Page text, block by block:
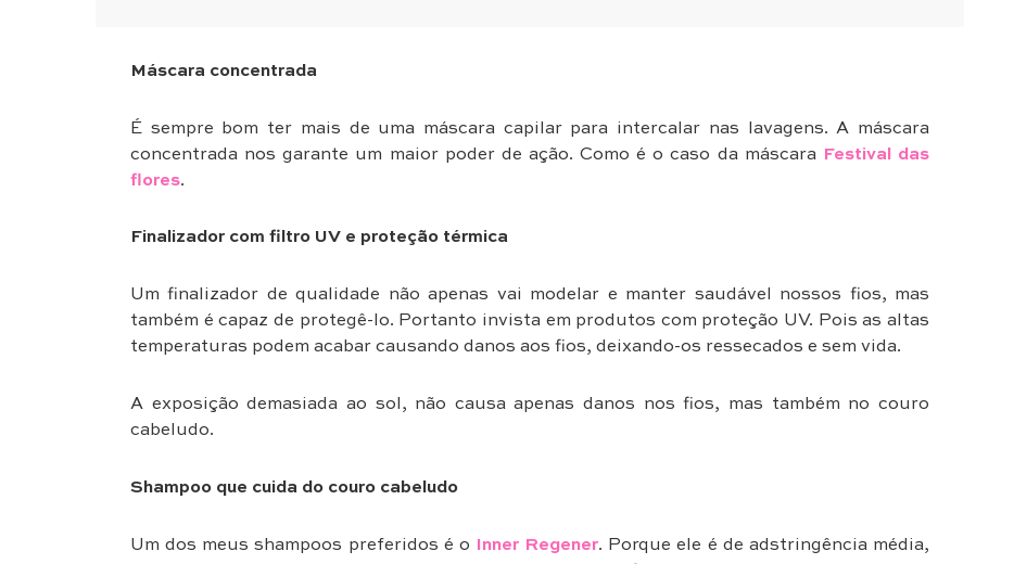
Máscara concentrada
É sempre bom ter mais de uma máscara capilar para intercalar nas lavagens. A máscara
concentrada nos garante um maior poder de ação. Como é o caso da máscara Festival das
flores.
Finalizador com filtro UV e proteção térmica
Um finalizador de qualidade não apenas vai modelar e manter saudável nossos fios, mas
também é capaz de protegê-lo. Portanto invista em produtos com proteção UV. Pois as altas
temperaturas podem acabar causando danos aos fios, deixando-os ressecados e sem vida.
A exposição demasiada ao sol, não causa apenas danos nos fios, mas também no couro
cabeludo.
Shampoo que cuida do couro cabeludo
Um dos meus shampoos preferidos é o Inner Regener. Porque ele é de adstringência média,